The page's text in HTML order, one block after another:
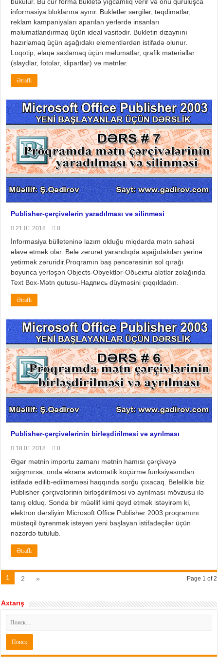
informasiya bloklarına ayırır. Bukletlər sərgilər, təqdimatlar,
reklam kampaniyaları aparılan yerlərdə insanları
məlumatlandırmaq üçün ideal vasitədir. Bukletin dizaynını
hazırlamaq üçün aşağıdakı elementlərdən istifadə olunur.
Loqotip, əlaqə saxlamaq üçün məlumatlar, qrafik materiallar
(slaydlar, fotolar, klipartlar) və mətnlər.
Ətraflı
Publisher-çərçivələrin yaradılması və silinməsi
21.01.2018 0
İnformasiya bülleteninə lazım olduğu miqdarda mətn sahəsi
əlavə etmək olar. Belə zərurət yarandıqda aşağıdakıları yerinə
yetirmək zəruridir.Proqramın baş pəncərəsinin sol qırağı
boyunca yerləşən Objects-Obyektlər-Обьекты alətlər zolağında
Text Box-Mətn qutusu-Надпись düyməsini çıqqıldadın.
Ətraflı
Publisher-çərçivələrinin birləşdirilməsi və ayrılması
18.01.2018 0
Əgər mətnin importu zamanı mətnin hamısı çərçivəyə
sığışmırsa, onda ekrana avtomatik köçürmə funksiyasından
istifadə edilib-edilməməsi haqqında sorğu çıxacaq. Beləliklə biz
Publisher-çərçivələrinin birləşdirilməsi və ayrılması mövzusu ilə
tanış olduq. Sonda bir müəllif kimi qeyd etmək istəyirəm ki,
elektron dərsliyim Microsoft Office Publisher 2003 proqramını
müstəqil öyrənmək istəyən yeni başlayan istifadəçilər üçün
nəzərdə tutulub.
Ətraflı
Page 1 of 2
1 2 »
Axtarış